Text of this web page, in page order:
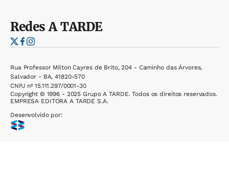
RedesA TARDE
Rua Professor Milton Cayres de Brito, 204 - Caminho das Árvores,
Salvador - BA, 41820-570
CNPJ nº 15.111.297/0001-30
Copyright © 1996 - 2025 Grupo A TARDE. Todos os direitos reservados.
EMPRESA EDITORA A TARDE S.A.
Desenvolvido por: